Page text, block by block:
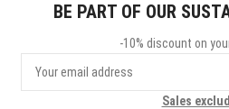
BE PART OF OUR
-10% discount on
Sales